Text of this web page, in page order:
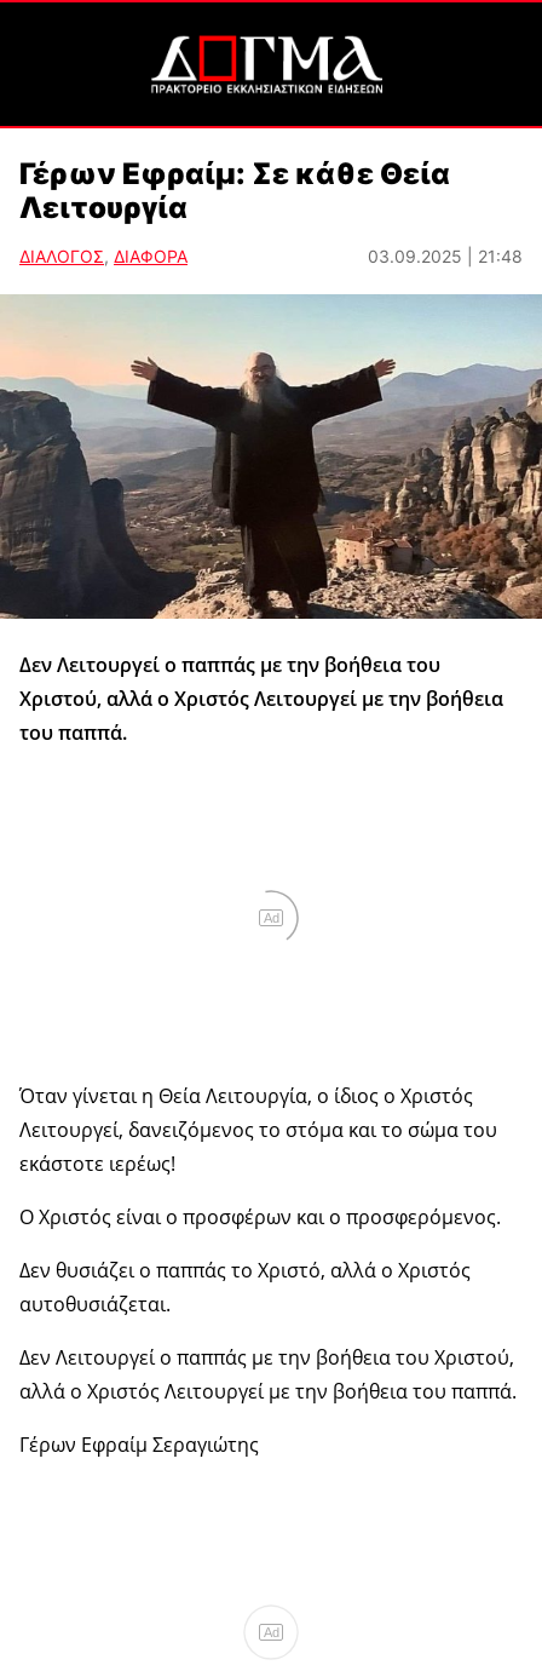
Γέρων Εφραίμ: Σε κάθε Θεία
Λειτουργία
ΔΙΑΛΟΓΟΣ, ΔΙΑΦΟΡΑ 03.09.2025 | 21:48
Δεν Λειτουργεί ο παππάς με την βοήθεια του
Χριστού, αλλά ο Χριστός Λειτουργεί με την βοήθεια
του παππά.
Ad
Όταν γίνεται η Θεία Λειτουργία, ο ίδιος ο Χριστός
Λειτουργεί, δανειζόμενος το στόμα και το σώμα του
εκάστοτε ιερέως!
Ο Χριστός είναι ο προσφέρων και ο προσφερόμενος.
Δεν θυσιάζει ο παππάς το Χριστό, αλλά ο Χριστός
αυτοθυσιάζεται.
Δεν Λειτουργεί ο παππάς με την βοήθεια του Χριστού,
αλλά ο Χριστός Λειτουργεί με την βοήθεια του παππά.
Γέρων Εφραίμ Σεραγιώτης
Ad